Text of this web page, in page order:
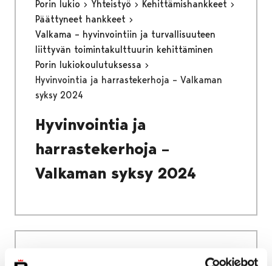
Porin lukio
Yhteistyö
Kehittämishankkeet
Päättyneet hankkeet
Valkama – hyvinvointiin ja turvallisuuteen
liittyvän toimintakulttuurin kehittäminen
Porin lukiokoulutuksessa
Hyvinvointia ja harrastekerhoja – Valkaman
syksy 2024
Hyvinvointia ja
harrastekerhoja –
Valkaman syksy 2024